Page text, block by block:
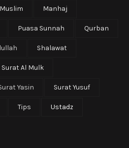
Manhaj
Puasa Sunnah Qurban
Shalawat
Surat Al Mulk
Yasin Surat Yusuf
Tips Ustadz